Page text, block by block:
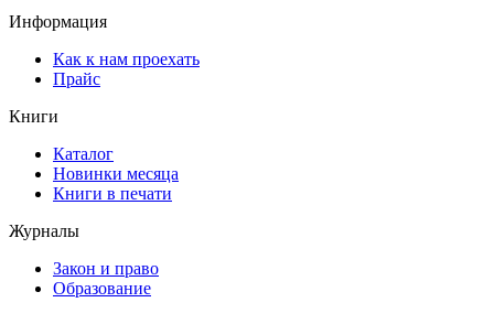
Информация
Как к нам проехать
Прайс
Книги
Каталог
Новинки месяца
Книги в печати
Журналы
Закон и право
Образование